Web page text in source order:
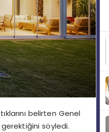
belirten Genel
söyledi.